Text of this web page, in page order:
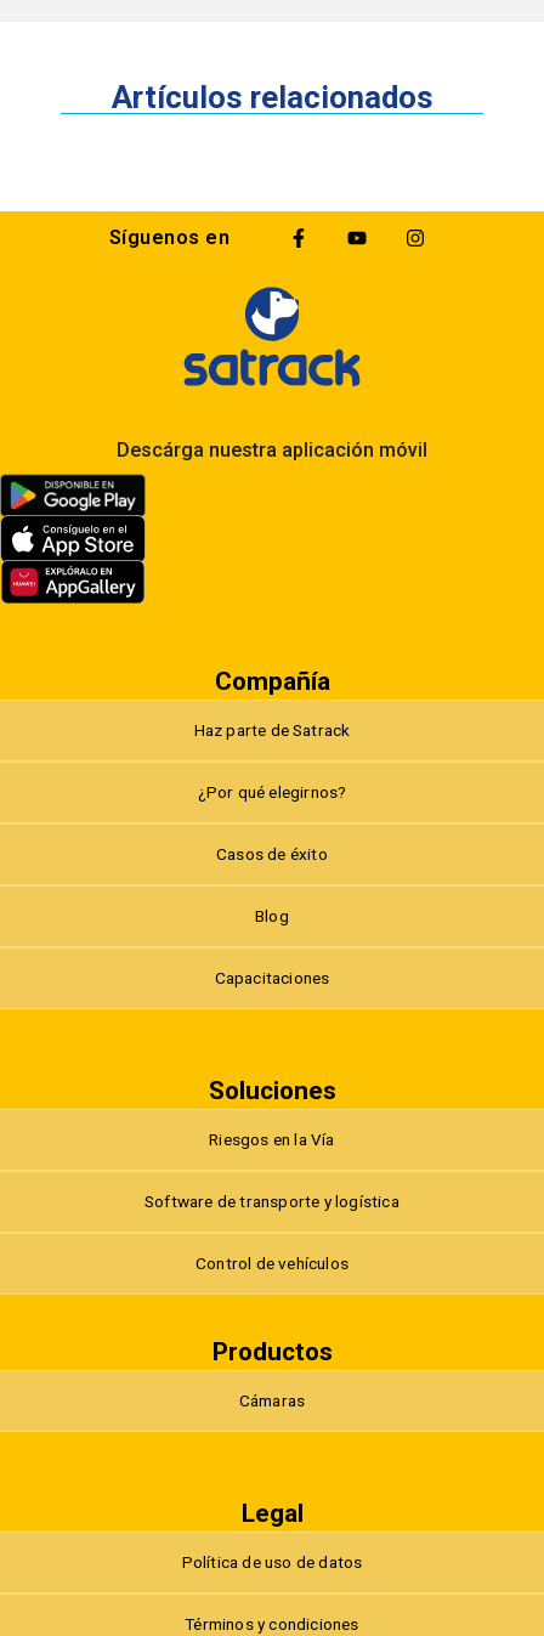
Artículos relacionados
Síguenos en
Descárga nuestra aplicación móvil
Compañía
Haz parte de Satrack
¿Por qué elegirnos?
Casos de éxito
Blog
Capacitaciones
Soluciones
Riesgos en la Vía
Software de transporte y logística
Control de vehículos
Productos
Cámaras
Legal
Política de uso de datos
Términos y condiciones